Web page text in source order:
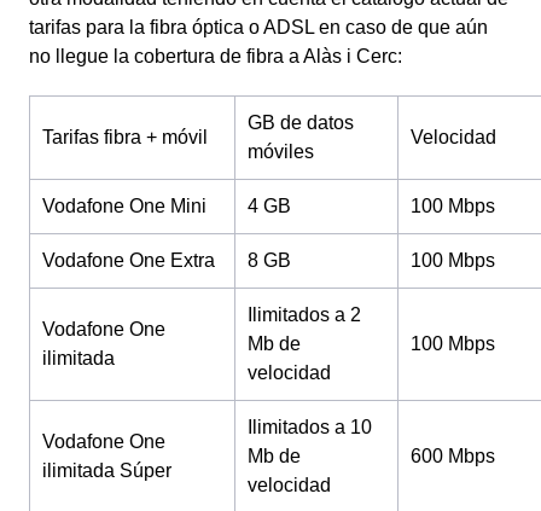
tarifas para la fibra óptica o ADSL en caso de que aún
no llegue la cobertura de fibra a Alàs i Cerc:
Tarifas fibra + móvil
GB de datos
móviles
Velocidad
Vodafone One Mini 4 GB 100 Mbps
Vodafone One Extra 8 GB 100 Mbps
Vodafone One
ilimitada
Ilimitados a 2
Mb de
velocidad
100 Mbps
Vodafone One
ilimitada Súper
Ilimitados a 10
Mb de
velocidad
600 Mbps